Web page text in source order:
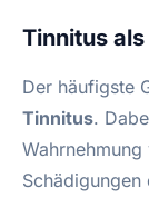
Tinnitus
Der häufigste
Tinnitus.